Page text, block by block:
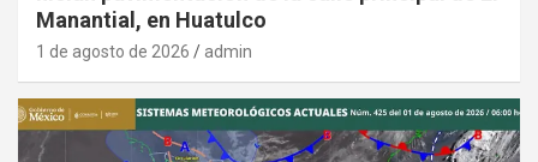
Manantial, en Huatulco
1 de agosto de 2026 admin